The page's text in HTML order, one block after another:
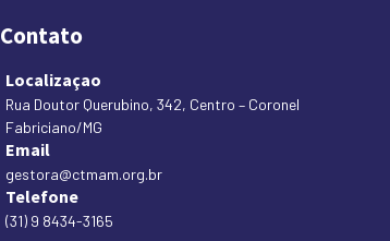
Contato
Localizaçao
Rua Doutor Querubino, 342, Centro – Coronel
Fabriciano/MG
Email
gestora@ctmam.org.br
Telefone
(31) 9 8434-3165